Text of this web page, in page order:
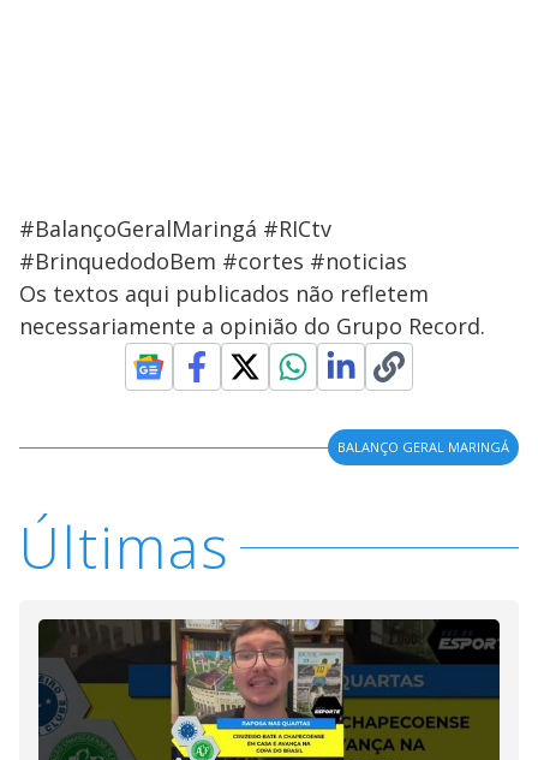
#BalançoGeralMaringá #RICtv
#BrinquedodoBem #cortes #noticias
Os textos aqui publicados não refletem
necessariamente a opinião do Grupo Record.
BALANÇO GERAL MARINGÁ
Últimas